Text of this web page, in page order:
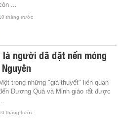
...
tháng trước
người đã đặt nền móng
Một trong những "giả thuyết" liên quan
Dương Quá và Minh giáo rất được
tháng trước